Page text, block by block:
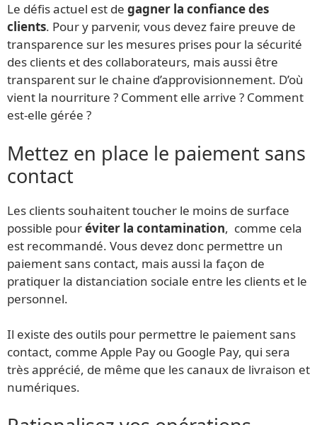
Le défis actuel est de gagner la confiance des
clients. Pour y parvenir, vous devez faire preuve de
transparence sur les mesures prises pour la sécurité
des clients et des collaborateurs, mais aussi être
transparent sur le chaine d’approvisionnement. D’où
vient la nourriture ? Comment elle arrive ? Comment
est-elle gérée ?
Mettez en place le paiement sans
contact
Les clients souhaitent toucher le moins de surface
possible pouréviter la contamination, comme cela
est recommandé. Vous devez donc permettre un
paiement sans contact, mais aussi la façon de
pratiquer la distanciation sociale entre les clients et le
personnel.
Il existe des outils pour permettre le paiement sans
contact, comme Apple Pay ou Google Pay, qui sera
très apprécié, de même que les canaux de livraison et
numériques.